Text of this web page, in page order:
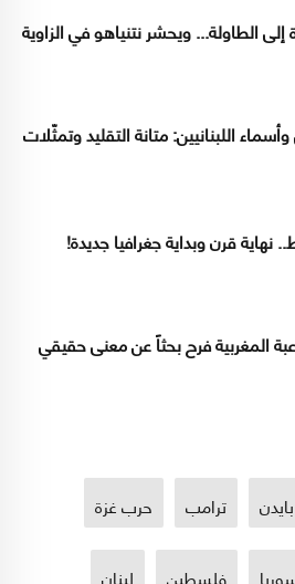
إلى الطاولة... ويحشر نتنياهو في الزاوية
وأسماء اللبنانيين: متانة التقليد وتمثّلات
قرن وبداية جغرافيا جديدة!
المغربية فرح بحثاً عن معنى حقيقي
بايدن ترامب حرب غزة
فلسطين لبنان